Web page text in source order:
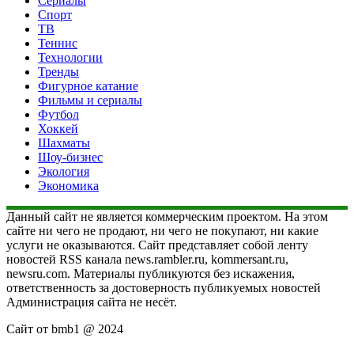
Спорт
ТВ
Теннис
Технологии
Тренды
Фигурное катание
Фильмы и сериалы
Футбол
Хоккей
Шахматы
Шоу-бизнес
Экология
Экономика
Данный сайт не является коммерческим проектом. На этом
сайте ни чего не продают, ни чего не покупают, ни какие
услуги не оказываются. Сайт представляет собой ленту
новостей RSS канала news.rambler.ru, kommersant.ru,
newsru.com. Материалы публикуются без искажения,
ответственность за достоверность публикуемых новостей
Администрация сайта не несёт.
Сайт от bmb1 @ 2024